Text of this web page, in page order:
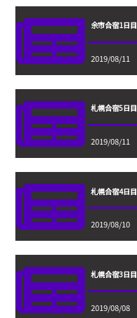
余市合宿1日目
2019/08/11
札幌合宿5日目
2019/08/11
札幌合宿4日目
2019/08/10
札幌合宿3日目
2019/08/08